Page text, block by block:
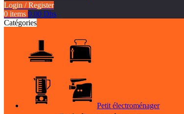
Login / Register
0 items 0,00 Dhs
Catégories
Petit électroménager